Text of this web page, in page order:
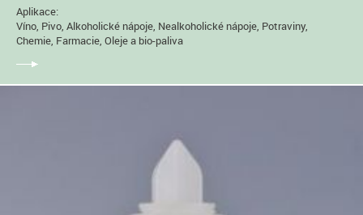
Aplikace:
Víno, Pivo, Alkoholické nápoje, Nealkoholické nápoje, Potraviny,
Chemie, Farmacie, Oleje a bio-paliva